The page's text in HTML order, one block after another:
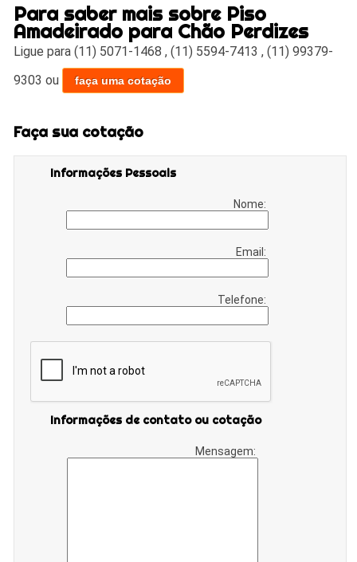
Para saber mais sobre Piso
Amadeirado para Chão Perdizes
Ligue para(11) 5071-1468 ,(11) 5594-7413 ,(11) 99379-
9303 ou faça uma cotação
Faça sua cotação
Informações Pessoais
Nome:
Email:
Telefone:
Informações de contato ou cotação
Mensagem: